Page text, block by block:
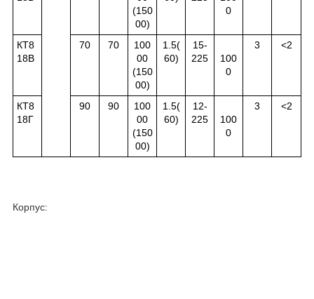
(150
00)
0
КТ8
18В
70 70
100
00
(150
00)
1.5(
60)
15-
225
100
0
3 <2
КТ8
18Г
90 90
100
00
(150
00)
1.5(
60)
12-
225
100
0
3 <2
Корпус: